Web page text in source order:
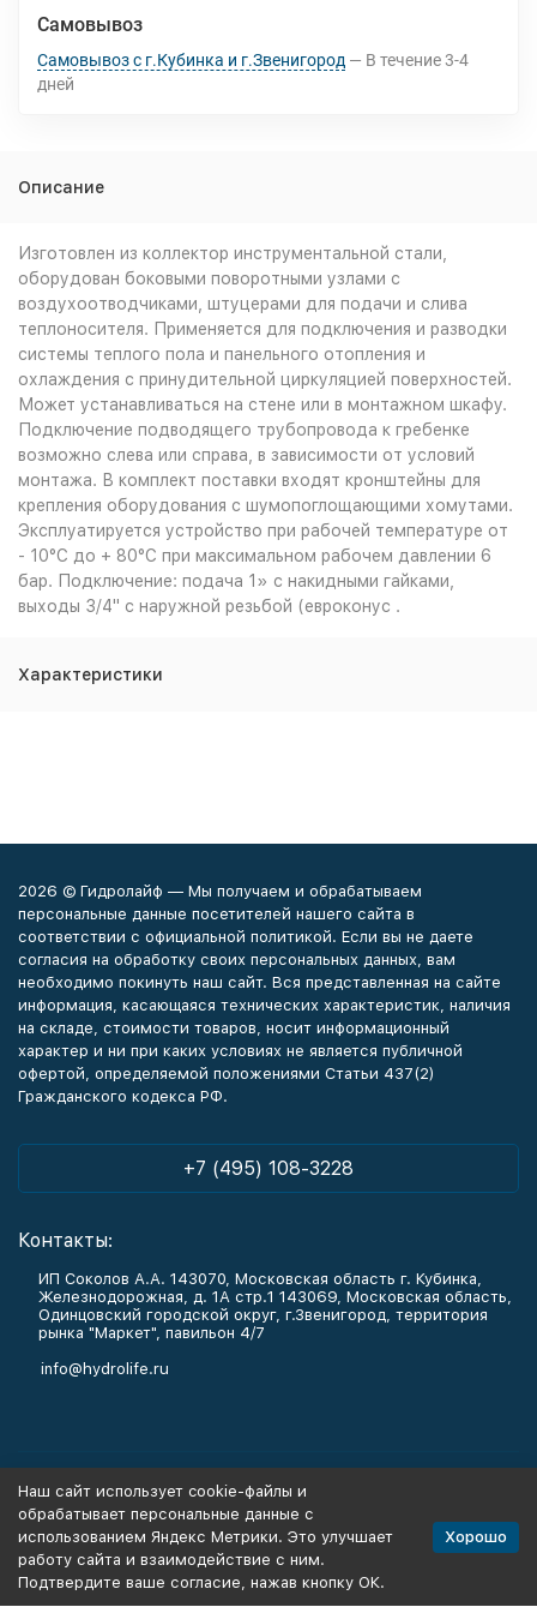
Самовывоз
Самовывоз с г.Кубинка и г.Звенигород В течение3-4
дней
Описание
Изготовлен из коллектор инструментальной стали,
оборудован боковыми поворотными узлами с
воздухоотводчиками, штуцерами для подачи и слива
теплоносителя. Применяется для подключения и разводки
системы теплого пола и панельного отопления и
охлаждения с принудительной циркуляцией поверхностей.
Может устанавливаться на стене или в монтажном шкафу.
Подключение подводящего трубопровода к гребенке
возможно слева или справа, в зависимости от условий
монтажа. В комплект поставки входят кронштейны для
крепления оборудования с шумопоглощающими хомутами.
Эксплуатируется устройство при рабочей температуре от
- 10°С до + 80°С при максимальном рабочем давлении 6
бар. Подключение: подача 1» с накидными гайками,
выходы 3/4" с наружной резьбой (евроконус .
Характеристики
2026 © Гидролайф — Мы получаем и обрабатываем
персональные данные посетителей нашего сайта в
соответствии с официальной политикой. Если вы не даете
согласия на обработку своих персональных данных, вам
необходимо покинуть наш сайт. Вся представленная на сайте
информация, касающаяся технических характеристик, наличия
на складе, стоимости товаров, носит информационный
характер и ни при каких условиях не является публичной
офертой, определяемой положениями Статьи 437(2)
Гражданского кодекса РФ.
+7 (495) 108-3228
Контакты:
ИП Соколов А.А. 143070, Московская область г. Кубинка,
Железнодорожная, д. 1А стр.1 143069, Московская область,
Одинцовский городской округ, г.Звенигород, территория
рынка "Маркет", павильон 4/7
info@hydrolife.ru
Информация
Политика персональных данных
Наш сайт использует cookie-файлы и
обрабатывает персональные данные с
использованием Яндекс Метрики. Это улучшает
работу сайта и взаимодействие с ним.
Подтвердите ваше согласие, нажав кнопку ОК.
Хорошо